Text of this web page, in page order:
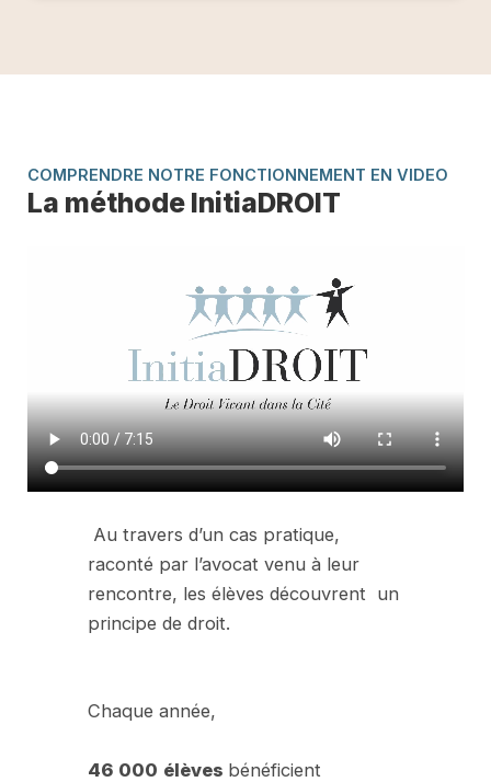
COMPRENDRE NOTRE FONCTIONNEMENT EN VIDEO
La méthode InitiaDROIT
Au travers d’un cas pratique,
raconté par l’avocat venu à leur
rencontre, les élèves découvrent un
principe de droit.
Chaque année,
46 000 élèves bénéficient